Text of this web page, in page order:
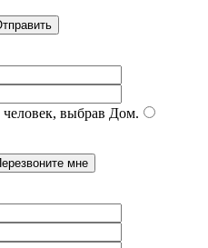
выбрав Дом.